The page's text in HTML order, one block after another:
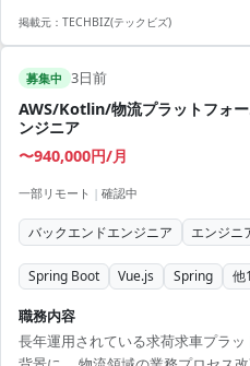
掲載元： TECHBIZ(テックビズ)
募集中 3日前
AWS/Kotlin/物流プラットフォ
ンジニア
〜940,000円/月
一部リモート | 確認中
バックエンドエンジニア エンジニ
Spring Boot Vue.js Spring 他
職務内容
長年運用されている求荷求車プラ